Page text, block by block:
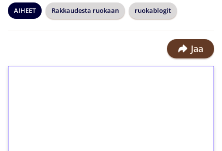
AIHEET Rakkaudesta ruokaan ruokablogit
Jaa